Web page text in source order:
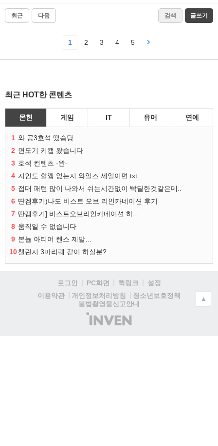
최근 다음 검색 글쓰기
1 2 3 4 5
최근 HOT한 콘텐츠
몬헌 게임 IT 유머 연예
1 와 공3호석 떴슴당
2 면도기 키캡 왔습니다
3 호석 컨텐츠 -완-
4 지인도 할깸 없는지 와일즈 세일이면 txt
5 접대 패턴 많이 나와서 쉬는시간없이 빡딜한것같은데..
6 딴겜후기)나도 비스트 오브 리인카네이션 후기
7 딴겜후기] 비스트오브리인카네이션 하...
8 움직일 수 없습니다
9 본늅 아티어 렌스 제발…
10챌린지 3마리퀘 같이 하실분?
로그인 PC화면 퀵링크
설정
이용약관
개인정보처리방침
청소년보호정책
불법촬영물신고안내
(주)
인
▲